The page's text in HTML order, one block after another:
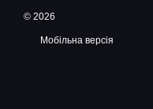
© 2026
Мобільна версія